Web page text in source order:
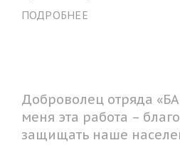
ПОДРОБНЕЕ
Доброволец отряда
меня эта работа –
защищать наше